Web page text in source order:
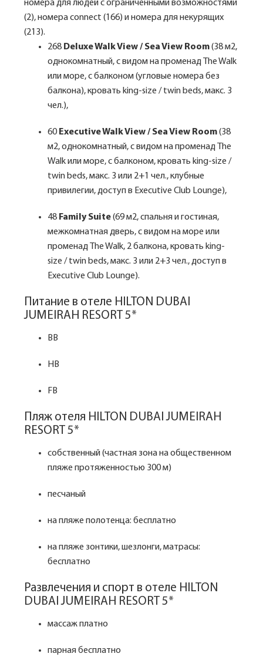
номера для людей с ограниченными возможностями
(2), номера connect (166) и номера для некурящих
(213).
268 Deluxe Walk View / Sea View Room(38 м2,
однокомнатный, с видом на променад The Walk
или море, с балконом (угловые номера без
балкона), кровать king-size / twin beds, макс. 3
чел.),
60 Executive Walk View / Sea View Room(38
м2, однокомнатный, с видом на променад The
Walk или море, с балконом, кровать king-size /
twin beds, макс. 3 или 2+1 чел., клубные
привилегии, доступ в Executive Club Lounge),
48 Family Suite(69 м2, спальня и гостиная,
межкомнатная дверь, с видом на море или
променад The Walk, 2 балкона, кровать king-
size / twin beds, макс. 3 или 2+3 чел., доступ в
Executive Club Lounge).
Питание в отеле HILTON DUBAI
JUMEIRAH RESORT 5*
BB
HB
FB
Пляж отеля HILTON DUBAI JUMEIRAH
RESORT 5*
собственный (частная зона на общественном
пляже протяженностью 300 м)
песчаный
на пляже полотенца: бесплатно
на пляже зонтики, шезлонги, матрасы:
бесплатно
Развлечения и спорт в отеле HILTON
DUBAI JUMEIRAH RESORT 5*
массаж платно
парная бесплатно